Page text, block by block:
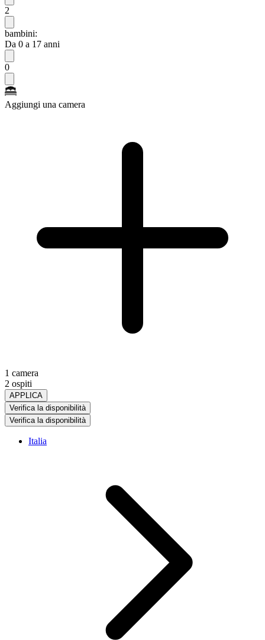
2
bambini:
Da 0 a 17 anni
0
Aggiungi una camera
1 camera
2 ospiti
APPLICA
Verifica la disponibilità
Verifica la disponibilità
Italia